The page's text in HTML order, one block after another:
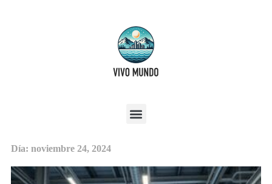
Día: noviembre 24, 2024